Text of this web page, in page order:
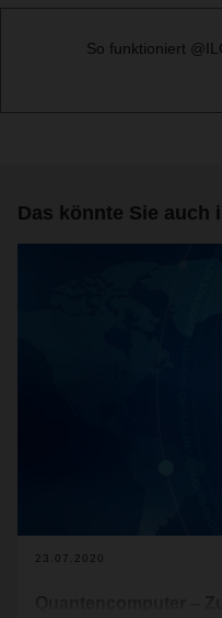
So funktioniert
Das könnte Sie auch
23.07.2020